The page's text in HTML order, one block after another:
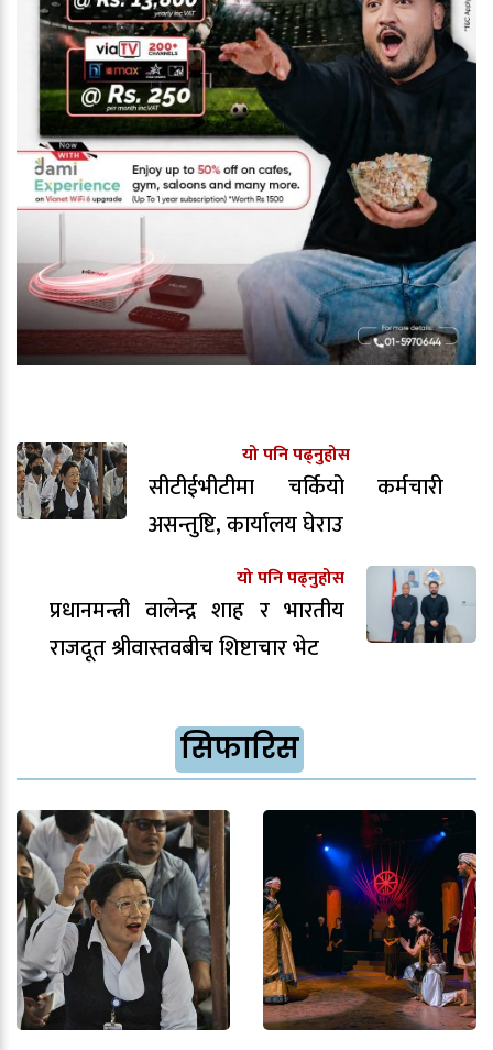
यो पनि पढ्नुहोस
सीटीईभीटीमा चर्कियो कर्मचारी
असन्तुष्टि, कार्यालय घेराउ
यो पनि पढ्नुहोस
प्रधानमन्त्री वालेन्द्र शाह र भारतीय
राजदूत श्रीवास्तवबीच शिष्टाचार भेट
सिफारिस